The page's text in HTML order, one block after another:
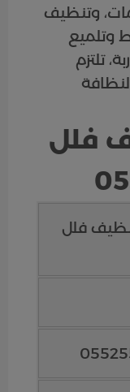
وتنظيف
وتلميع
تلتزم
فلل
فلل